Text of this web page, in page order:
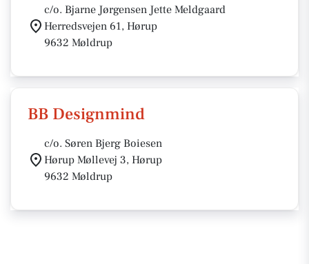
c/o. Bjarne Jørgensen Jette Meldgaard
Herredsvejen 61, Hørup
9632 Møldrup
BB Designmind
c/o. Søren Bjerg Boiesen
Hørup Møllevej 3, Hørup
9632 Møldrup